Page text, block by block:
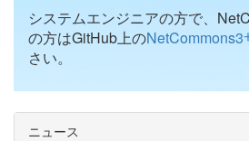
システムエンジニアの方で、
の方はGitHub上のNetCommons3
さい。
ニュース